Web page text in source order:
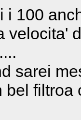
i 100
velocita'
sarei
bel filtroa